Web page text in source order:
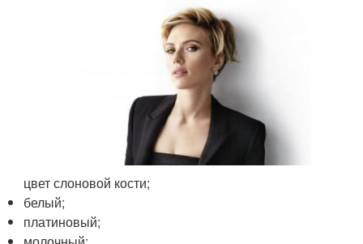
цвет слоновой кости;
белый;
платиновый;